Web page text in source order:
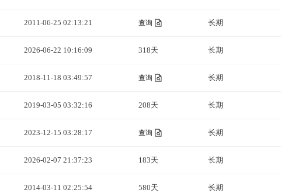
2011-06-25 02:13:21 查询 长期
2026-06-22 10:16:09 318天 长期
2018-11-18 03:49:57 查询 长期
2019-03-05 03:32:16 208天 长期
2023-12-15 03:28:17 查询 长期
2026-02-07 21:37:23 183天 长期
2014-03-11 02:25:54 580天 长期